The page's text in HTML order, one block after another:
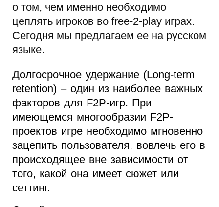
о том, чем именно необходимо
цеплять игроков во free-2-play играх.
Сегодня мы предлагаем ее на русском
языке.
Долгосрочное удержание (Long-term
retention) – один из наиболее важных
факторов для F2P-игр. При
имеющемся многообразии F2P-
проектов игре необходимо мгновенно
зацепить пользователя, вовлечь его в
происходящее вне зависимости от
того, какой она имеет сюжет или
сеттинг.